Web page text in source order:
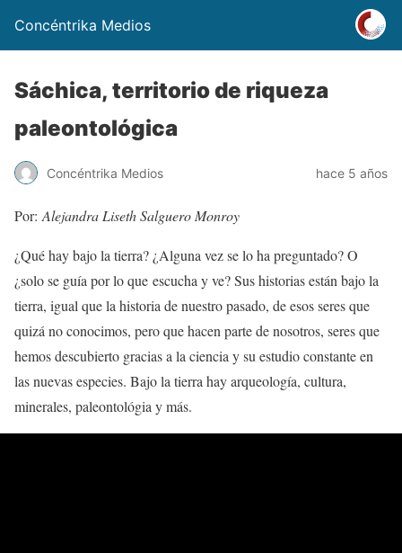
Concéntrika Medios
Sáchica, territorio de riqueza
paleontológica
Concéntrika Medios hace 5 años
Por: Alejandra Liseth Salguero Monroy
¿Qué hay bajo la tierra? ¿Alguna vez se lo ha preguntado? O
¿solo se guía por lo que escucha y ve? Sus historias están bajo la
tierra, igual que la historia de nuestro pasado, de esos seres que
quizá no conocimos, pero que hacen parte de nosotros, seres que
hemos descubierto gracias a la ciencia y su estudio constante en
las nuevas especies. Bajo la tierra hay arqueología, cultura,
minerales, paleontológia y más.